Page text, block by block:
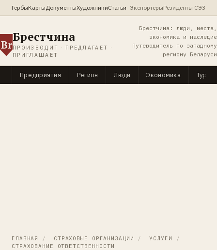
ГербыКартыДокументыХудожникиСтатьи ЭкспортерыРезиденты СЭЗ
Br
Брестчина
ПРОИЗВОДИТ · ПРЕДЛАГАЕТ ·
ПРИГЛАШАЕТ
Брестчина: люди, места,
экономика и наследие
Путеводитель по западному
региону Беларуси
Предприятия Регион Люди Экономика
ГЛАВНАЯ / СТРАХОВЫЕ ОРГАНИЗАЦИИ / УСЛУГИ
/
СТРАХОВАНИЕ ОТВЕТСТВЕННОСТИ